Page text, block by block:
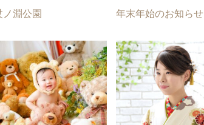
ノ淵公園 年末年始のお知らせ